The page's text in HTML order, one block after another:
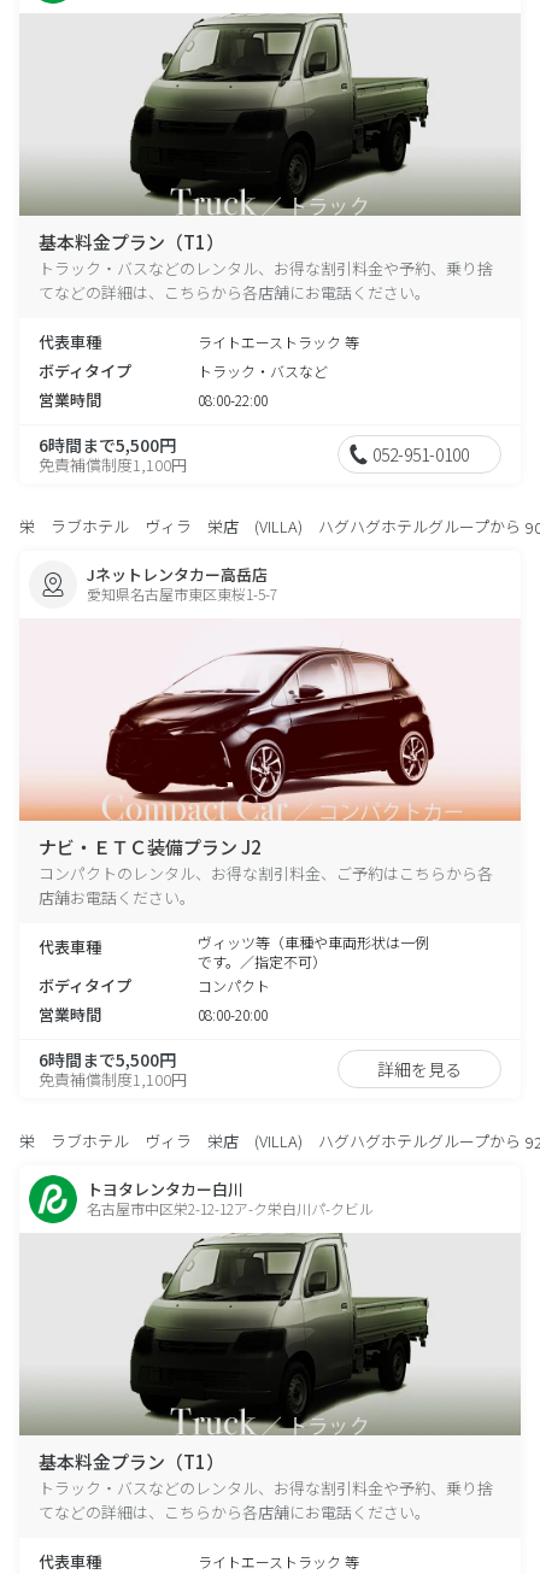
基本料金プラン（T1）
トラック・バスなどのレンタル、お得な割引料金や予約、乗り捨
てなどの詳細は、こちらから各店舗にお電話ください。
代表車種 ライトエーストラック 等
ボディタイプ トラック・バスなど
営業時間 08:00-22:00
6時間まで5,500円
免責補償制度1,100円 052-951-0100
栄 ラブホテル ヴィラ 栄店 (VILLA) ハグハグホテルグループから
Jネットレンタカー高岳店
愛知県名古屋市東区東桜1-5-7
ナビ・ＥＴＣ装備プラン J2
コンパクトのレンタル、お得な割引料金、ご予約はこちらから各
店舗お電話ください。
代表車種
ヴィッツ等（車種や車両形状は一例
です。／指定不可）
ボディタイプ コンパクト
営業時間 08:00-20:00
6時間まで5,500円
免責補償制度1,100円 詳細を見る
栄 ラブホテル ヴィラ 栄店 (VILLA) ハグハグホテルグループから
トヨタレンタカー白川
名古屋市中区栄2-12-12ア-ク栄白川パ-クビル
基本料金プラン（T1）
トラック・バスなどのレンタル、お得な割引料金や予約、乗り捨
てなどの詳細は、こちらから各店舗にお電話ください。
代表車種 ライトエーストラック 等